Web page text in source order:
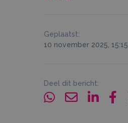
Geplaatst:
10 november 2025, 15:15
Deel dit bericht: